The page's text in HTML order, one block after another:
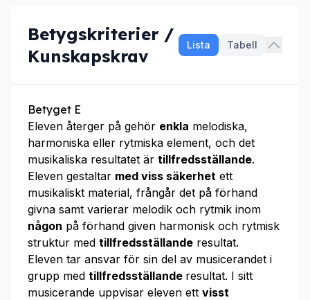
Betygskriterier /
Kunskapskrav
Lista Tabell
Betyget E
Eleven återger på gehör enkla melodiska,
harmoniska eller rytmiska element, och det
musikaliska resultatet är tillfredsställande.
Eleven gestaltar med viss säkerhet ett
musikaliskt material, frångår det på förhand
givna samt varierar melodik och rytmik inom
någon på förhand given harmonisk och rytmisk
struktur med tillfredsställande resultat.
Eleven tar ansvar för sin del av musicerandet i
grupp med tillfredsställande resultat. I sitt
musicerande uppvisar eleven ett visst